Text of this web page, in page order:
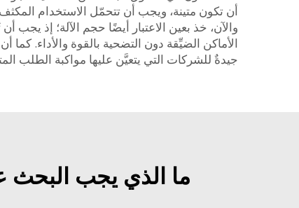
أن تكون متينة، ويجب أن تتحمّل الاستخدام
والآن، خذ بعين الاعتبار أيضًا حجم الآلة؛ إذ
الأماكن الضيِّقة دون التضحية بالقوة والأداء.
جيدةٌ للشركات التي يتعيَّن عليها مواكبة الطلب
ما الذي يجب البحث